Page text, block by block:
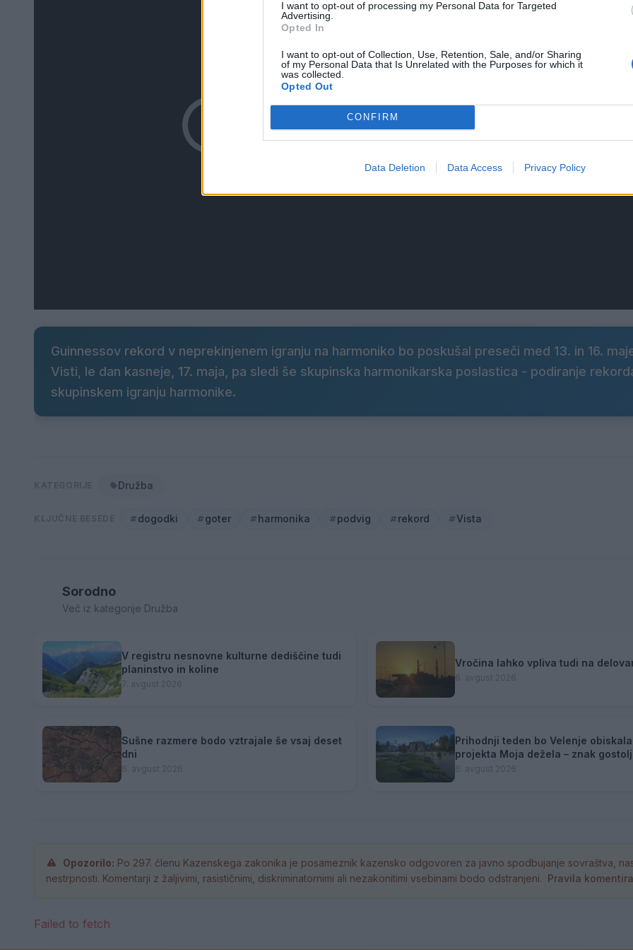
I want to opt-out of processing my Personal Data for Targeted
Advertising.
Opted In
I want to opt-out of Collection, Use, Retention, Sale, and/or Sharing
of my Personal Data that Is Unrelated with the Purposes for which it
was collected.
Opted Out
CONFIRM
Data Deletion Data Access Privacy Policy
Guinnessov rekord v neprekinjenem igranju na harmoniko bo poskušal preseči med 13. in 16.
Visti, le dan kasneje, 17. maja, pa sledi še skupinska harmonikarska poslastica - podiranje
skupinskem igranju harmonike.
Družba
dogodki goter harmonika podvig rekord Vista
Sorodno
Več iz kategorije Družba
V registru nesnovne kulturne dediščine tudi
planinstvo in koline
7. avgust 2026
Vročina lahko vpliva tudi na
6. avgust 2026
Sušne razmere bodo vztrajale še vsaj deset
dni
6. avgust 2026
Prihodnji teden bo Velenje
projekta Moja dežela – znak
6. avgust 2026
Opozorilo: Po 297. členu Kazenskega zakonika je posameznik kazensko odgovoren za javno spodbujanje sovraštva,
nestrpnosti. Komentarji z žaljivimi, rasističnimi, diskriminatornimi ali nezakonitimi vsebinami bodo odstranjeni. Pravila
Failed to fetch